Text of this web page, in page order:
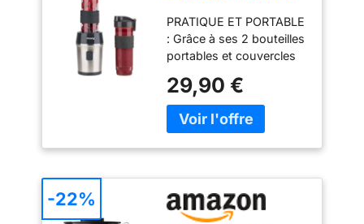
570ml, 300W, 4
Lames Inox, sans
BPA, 2 Bouteilles
Portables avec
Couvercles de
Voyage
PRATIQUE ET PORTABLE
: Grâce à ses 2 bouteilles
portables et couvercles
emportez et savourez
vos boissons où que
vous soyez – bureau,
en acier inoxydable et
son moteur de 300 W
permettent des résultats
29,90 €
-22%